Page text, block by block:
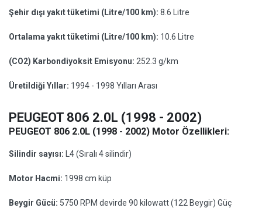
Şehir dışı yakıt tüketimi (Litre/100 km): 8.6 Litre
Ortalama yakıt tüketimi (Litre/100 km): 10.6 Litre
(CO2) Karbondiyoksit Emisyonu: 252.3 g/km
Üretildiği Yıllar: 1994 - 1998 Yılları Arası
PEUGEOT 806 2.0L (1998 - 2002)
PEUGEOT 806 2.0L (1998 - 2002) Motor Özellikleri:
Silindir sayısı: L4 (Sıralı 4 silindir)
Motor Hacmi: 1998 cm küp
Beygir Gücü: 5750 RPM devirde 90 kilowatt (122 Beygir) Güç